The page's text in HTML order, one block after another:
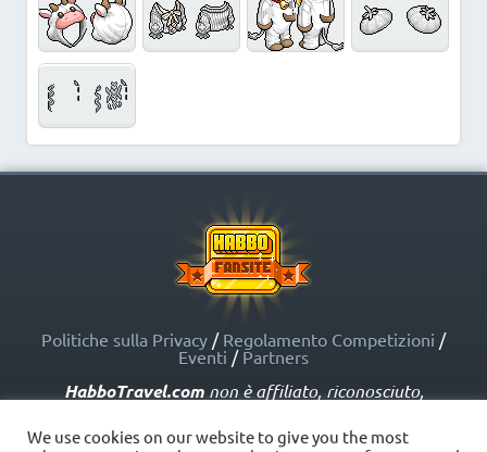
Politiche sulla Privacy / Regolamento Competizioni /
Eventi / Partners
HabboTravel.comnon è affiliato, riconosciuto,
dalle società affiliate. HabboTravel.com può servirsi di
marchi registrati e altre proprietà intellettuali di Habbo
We use cookies on our website to give you the most